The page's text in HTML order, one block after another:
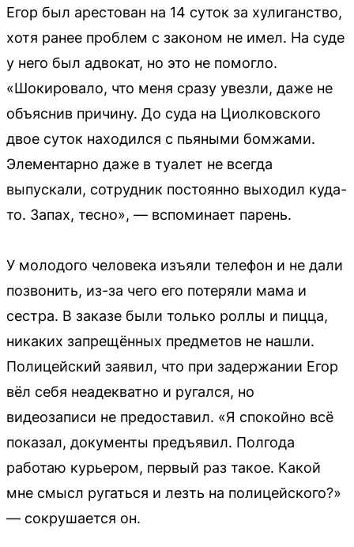
Егор был арестован на 14 суток за хулиганство,
хотя ранее проблем с законом не имел. На суде
у него был адвокат, но это не помогло.
«Шокировало, что меня сразу увезли, даже не
объяснив причину. До суда на Циолковского
двое суток находился с пьяными бомжами.
Элементарно даже в туалет не всегда
выпускали, сотрудник постоянно выходил куда-
то. Запах, тесно», — вспоминает парень.
У молодого человека изъяли телефон и не дали
позвонить, из-за чего его потеряли мама и
сестра. В заказе были только роллы и пицца,
никаких запрещённых предметов не нашли.
Полицейский заявил, что при задержании Егор
вёл себя неадекватно и ругался, но
видеозаписи не предоставил. «Я спокойно всё
показал, документы предъявил. Полгода
работаю курьером, первый раз такое. Какой
мне смысл ругаться и лезть на полицейского?»
— сокрушается он.